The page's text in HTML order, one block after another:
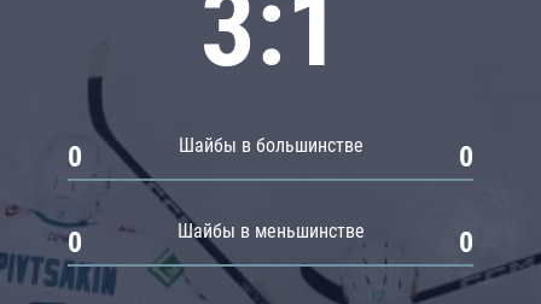
3:1
Шайбы в большинстве
0 0
Шайбы в меньшинстве
0 0